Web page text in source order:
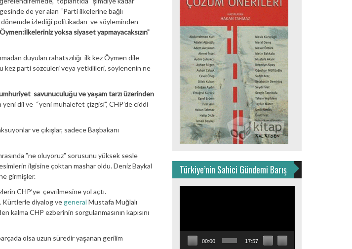
de yer alan “Parti ilkelerine bağlı
dönemde izlediği politikadan ve söyleminden
yoksa siyaset yapmayacaksızın”
duyulan rahatszılığı ilk kez Öymen dile
kez parti sözcüleri veya yetkilileri, söylenenin ne
savunuculuğu ve yaşam tarzı üzerinden
yeni dil ve “yeni muhalefet çizgisi”, CHP’de ciddi
ve çıkışlar, sadece Başbakanı
”ne oluyoruz” sorusunu yüksek sesle
ilgisine çoktan mashar oldu. Deniz Baykal
girmişler.
CHP’ye çevrilmesine yol açtı.
Kürtlerle diyalog ve general Mustafa Muğlalı
kalma CHP ezberinin sorgulanmasının kapısını
olsa uzun süredir yaşanan gerilim
Türkiye’nin Sahici Gündemi Barış
00:00 17:57